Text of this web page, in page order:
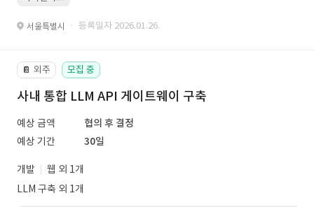
서울특별시 · 등록일자 2026.01.26.
📔 외주 모집 중
사내 통합 LLM API 게이트웨이 구축
예상 금액
협의 후 결정
예상 기간
30일
개발
웹 외 1개
LLM 구축 외 1개